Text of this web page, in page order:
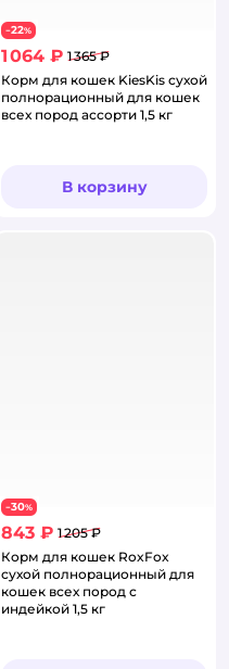
−22%
1 064 ₽ 1 365 ₽
Корм для кошек KiesKis сухой
полнорационный для кошек
всех пород ассорти 1,5 кг
В корзину
−30%
843 ₽ 1 205 ₽
Корм для кошек RoxFox
сухой полнорационный для
кошек всех пород с
индейкой 1,5 кг